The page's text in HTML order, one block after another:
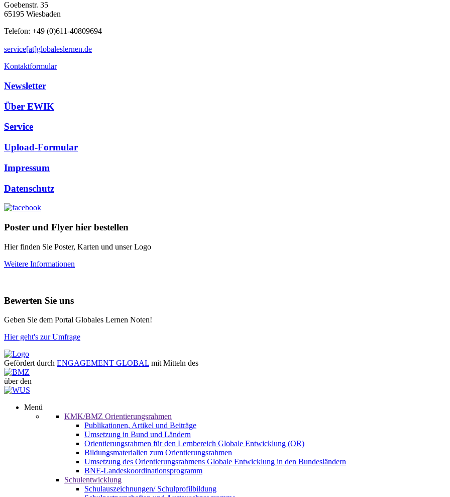
Goebenstr. 35
65195 Wiesbaden
Telefon: +49 (0)611-40809694
service[at]globaleslernen.de
Kontaktformular
Newsletter
Über EWIK
Service
Upload-Formular
Impressum
Datenschutz
Poster und Flyer hier bestellen
Hier finden Sie Poster, Karten und unser Logo
Weitere Informationen
Bewerten Sie uns
Geben Sie dem Portal Globales Lernen Noten!
Hier geht's zur Umfrage
Gefördert durch ENGAGEMENT GLOBAL mit Mitteln des
über den
Menü
KMK/BMZ Orientierungsrahmen
Publikationen, Artikel und Beiträge
Umsetzung in Bund und Ländern
Orientierungsrahmen für den Lernbereich Globale Entwicklung (OR)
Bildungsmaterialien zum Orientierungsrahmen
Umsetzung des Orientierungsrahmens Globale Entwicklung in den Bundesländern
BNE-Landeskoordinationsprogramm
Schulentwicklung
Schulauszeichnungen/ Schulprofilbildung